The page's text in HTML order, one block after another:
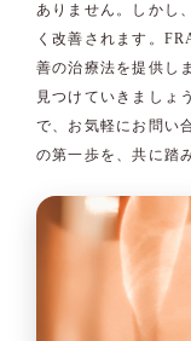
ありません。しかし
く改善されます。
善の治療法を提供し
見つけていきましょ
で、お気軽にお問い
の第一歩を、共に踏